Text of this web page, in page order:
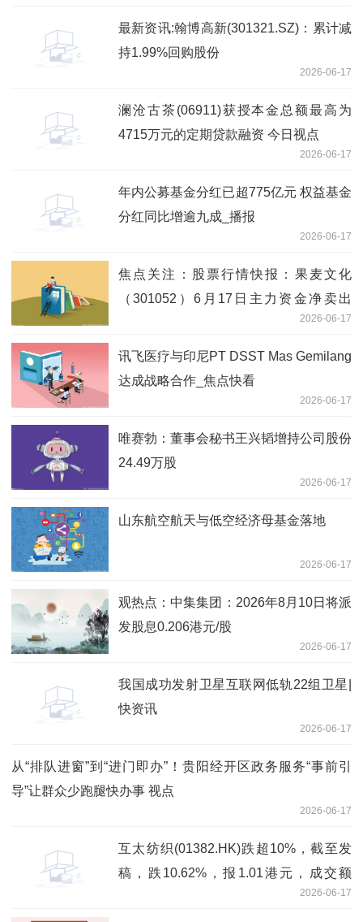
最新资讯:翰博高新(301321.SZ)：累计减
持1.99%回购股份
2026-06-17
澜沧古茶(06911)获授本金总额最高为
4715万元的定期贷款融资 今日视点
2026-06-17
年内公募基金分红已超775亿元 权益基金
分红同比增逾九成_播报
2026-06-17
焦点关注：股票行情快报：果麦文化
（301052）6月17日主力资金净卖出
2026-06-17
讯飞医疗与印尼PT DSST Mas Gemilang
达成战略合作_焦点快看
2026-06-17
唯赛勃：董事会秘书王兴韬增持公司股份
24.49万股
2026-06-17
山东航空航天与低空经济母基金落地
2026-06-17
观热点：中集集团：2026年8月10日将派
发股息0.206港元/股
2026-06-17
我国成功发射卫星互联网低轨22组卫星|
快资讯
2026-06-17
从“排队进窗”到“进门即办”！贵阳经开区政务服务“事前引
导”让群众少跑腿快办事 视点
2026-06-17
互太纺织(01382.HK)跌超10%，截至发
稿，跌10.62%，报1.01港元，成交额
2026-06-17